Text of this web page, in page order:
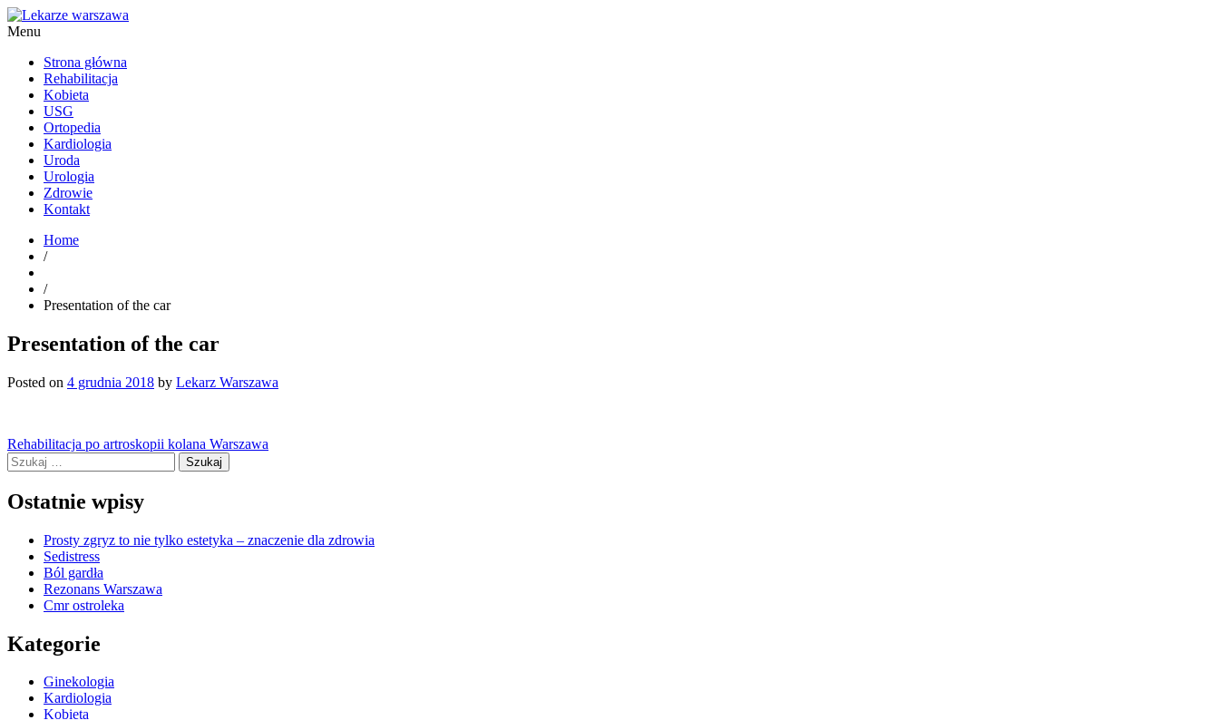
Menu
Strona główna
Rehabilitacja
Kobieta
USG
Ortopedia
Kardiologia
Uroda
Urologia
Zdrowie
Kontakt
Home
/
/
Presentation of the car
Presentation of the car
Posted on 4 grudnia 2018 by Lekarz Warszawa
Nawigacja
wpisu
Rehabilitacja po artroskopii kolana Warszawa
Szukaj:
Ostatnie wpisy
Prosty zgryz to nie tylko estetyka – znaczenie dla zdrowia
Sedistress
Ból gardła
Rezonans Warszawa
Cmr ostroleka
Kategorie
Ginekologia
Kardiologia
Kobieta